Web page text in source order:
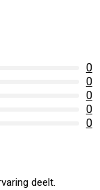
0
0
0
0
0
deelt.